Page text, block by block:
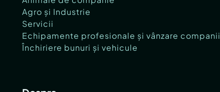
Agro și Industrie
Servicii
Echipamente profesionale și vânzare companii
Închiriere bunuri și vehicule